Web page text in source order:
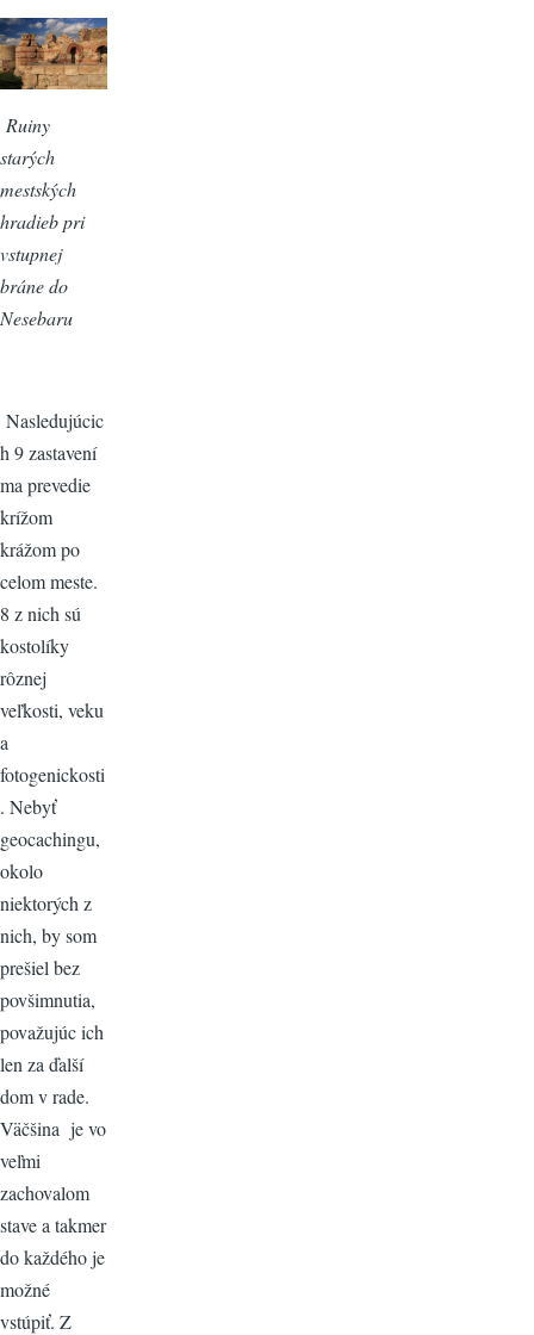
Ruiny
starých
mestských
hradieb pri
vstupnej
bráne do
Nesebaru
Nasledujúcic
h 9 zastavení
ma prevedie
krížom
krážom po
celom meste.
8 z nich sú
kostolíky
rôznej
veľkosti, veku
a
fotogenickosti
. Nebyť
geocachingu,
okolo
niektorých z
nich, by som
prešiel bez
povšimnutia,
považujúc ich
len za ďalší
dom v rade.
Väčšina je vo
veľmi
zachovalom
stave a takmer
do každého je
možné
vstúpiť. Z